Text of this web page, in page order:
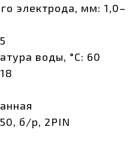
электрода, мм: 1,0–
воды, °C: 60
б/р, 2PIN